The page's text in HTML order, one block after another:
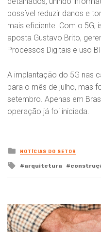
possível reduzir danos e
mais eficiente. Com o 5G,
aposta Gustavo Brito,
Processos Digitais e uso
A implantação do 5G nas
para o mês de julho, mas
setembro. Apenas em
operação já foi iniciada.
Posted
in
NOTÍCIAS DO SETOR
Tagged
arquitetura